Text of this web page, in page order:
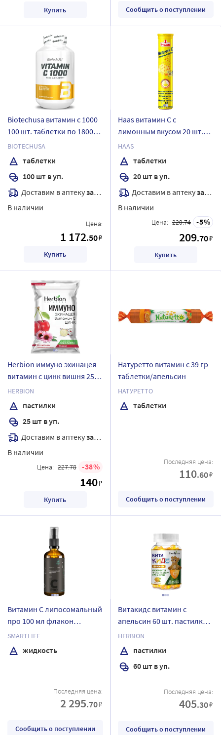
Купить Сообщить о поступлении
Biotechusa витамин с 1000
100 шт. таблетки по 1800
мг
BIOTECHUSA
таблетки
100 шт в уп.
Доставим в аптекузавтра
В наличии
Цена:
1 172.50₽
Купить
Haas витамин С с
лимонным вкусом 20 шт.
таблетки массой 4 гр
HAAS
таблетки
20 шт в уп.
Доставим в аптекузавтра
В наличии
Цена: 220.74 5
209.70₽
Купить
Herbion иммуно эхинацея
витамин с цинк вишня 25
шт. пастилки массой 2,5 г
HERBION
пастилки
25 шт в уп.
Доставим в аптекузавтра
В наличии
Цена: 227.78 38
140₽
Купить
Натуретто витамин с 39 гр
таблетки/апельсин
НАТУРЕТТО
таблетки
Последняя цена:
110.60₽
Сообщить о поступлении
Витамин C липосомальный
про 100 мл флакон
жидкость с дозатором
капельницей
SMARTLIFE
жидкость
Последняя цена:
2 295.70₽
Сообщить о поступлении
Витакидс витамин с
апельсин 60 шт. пастилки
массой 2 гр
HERBION
пастилки
60 шт в уп.
Последняя цена:
405.30₽
Сообщить о поступлении